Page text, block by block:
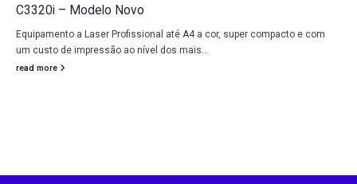
C3320i – Modelo Novo
Equipamento a Laser Profissional até A4 a cor, super compacto e com
um custo de impressão ao nível dos mais...
read more